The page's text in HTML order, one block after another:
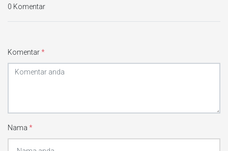
0 Komentar
Komentar*
Nama *